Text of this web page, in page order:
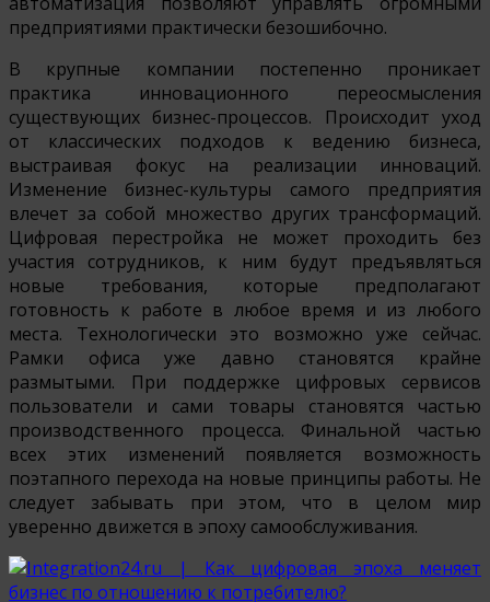
предприятиями практически безошибочно.
В крупные компании постепенно проникает
практика инновационного переосмысления
существующих бизнес-процессов. Происходит уход
от классических подходов к ведению бизнеса,
выстраивая фокус на реализации инноваций.
Изменение бизнес-культуры самого предприятия
влечет за собой множество других трансформаций.
Цифровая перестройка не может проходить без
участия сотрудников, к ним будут предъявляться
новые требования, которые предполагают
готовность к работе в любое время и из любого
места. Технологически это возможно уже сейчас.
Рамки офиса уже давно становятся крайне
размытыми. При поддержке цифровых сервисов
пользователи и сами товары становятся частью
производственного процесса. Финальной частью
всех этих изменений появляется возможность
поэтапного перехода на новые принципы работы. Не
следует забывать при этом, что в целом мир
уверенно движется в эпоху самообслуживания.